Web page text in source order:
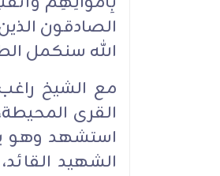
الصادقون
الله سنكمل
مع الشيخ
القرى
الشهيد